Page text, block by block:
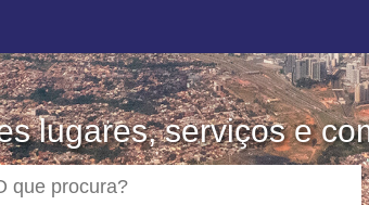
lugares, serviços e